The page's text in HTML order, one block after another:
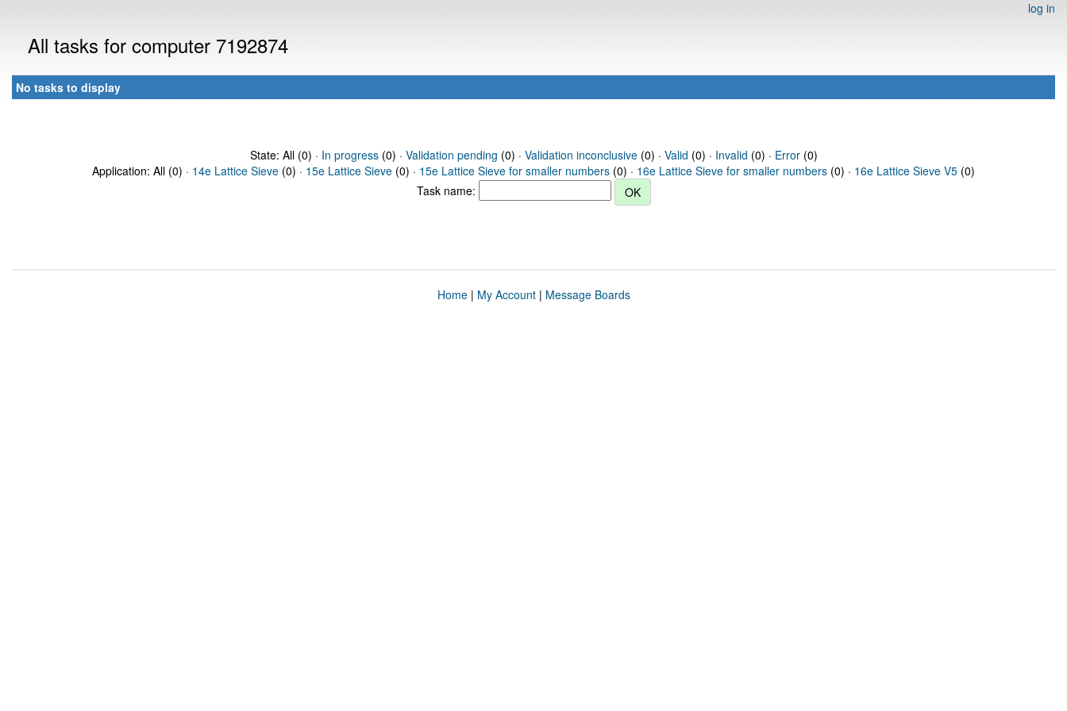
log in
All tasks for computer 7192874
No tasks to display
State: All (0) · In progress(0) · Validation pending (0) · Validation inconclusive(0) · Valid (0) · Invalid (0) · Error(0)
Application: All (0) · 14e Lattice Sieve (0) · 15e Lattice Sieve (0) · 15e Lattice Sieve for smaller numbers (0) · 16e Lattice Sieve for smaller numbers (0) · 16e Lattice Sieve V5 (0)
Task name:
Home| My Account| Message Boards